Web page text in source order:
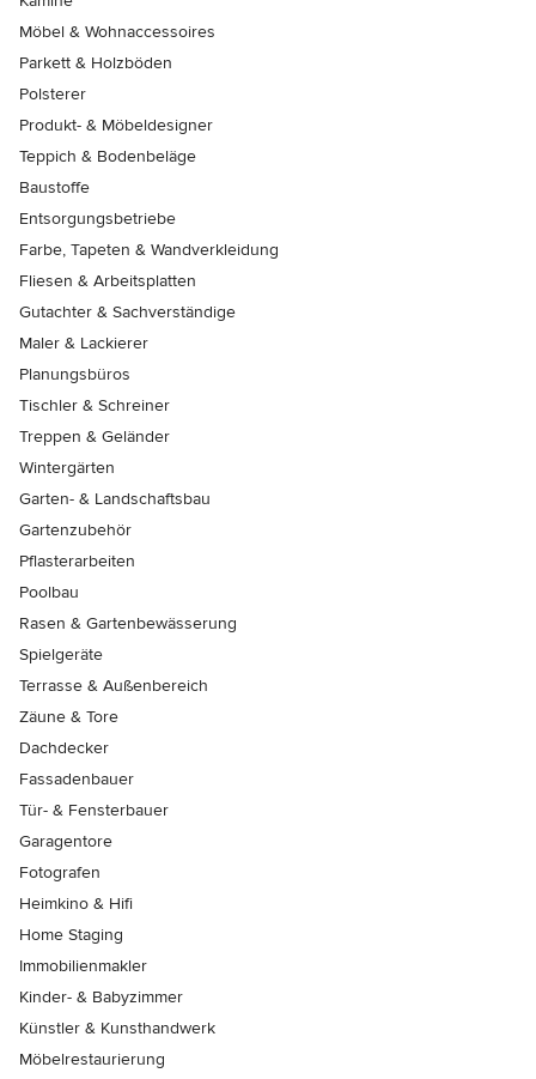
Möbel & Wohnaccessoires
Parkett & Holzböden
Polsterer
Produkt- & Möbeldesigner
Teppich & Bodenbeläge
Baustoffe
Entsorgungsbetriebe
Farbe, Tapeten & Wandverkleidung
Fliesen & Arbeitsplatten
Gutachter & Sachverständige
Maler & Lackierer
Planungsbüros
Tischler & Schreiner
Treppen & Geländer
Wintergärten
Garten- & Landschaftsbau
Gartenzubehör
Pflasterarbeiten
Poolbau
Rasen & Gartenbewässerung
Spielgeräte
Terrasse & Außenbereich
Zäune & Tore
Dachdecker
Fassadenbauer
Tür- & Fensterbauer
Garagentore
Fotografen
Heimkino & Hifi
Home Staging
Immobilienmakler
Kinder- & Babyzimmer
Künstler & Kunsthandwerk
Möbelrestaurierung